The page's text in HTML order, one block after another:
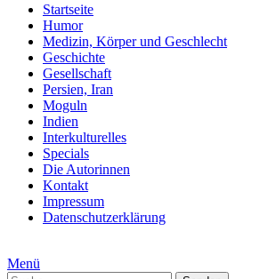
Startseite
Humor
Medizin, Körper und Geschlecht
Geschichte
Gesellschaft
Persien, Iran
Moguln
Indien
Interkulturelles
Specials
Die Autorinnen
Kontakt
Impressum
Datenschutzerklärung
Menü